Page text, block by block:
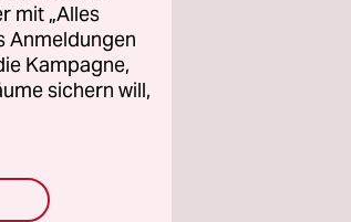
mit „Alles
Anmeldungen
Kampagne,
sichern will,